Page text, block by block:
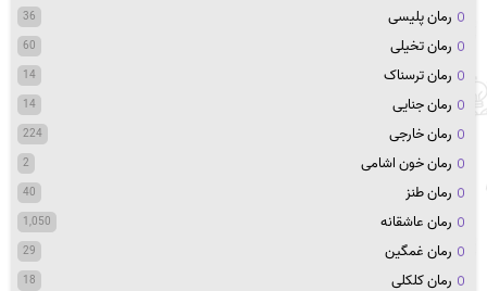
رمان پلیسی 36
رمان تخیلی 60
رمان ترسناک 14
رمان جنایی 14
رمان خارجی 224
رمان خون اشامی 2
رمان طنز 40
رمان عاشقانه 1,050
رمان غمگین 29
رمان کلکلی 18